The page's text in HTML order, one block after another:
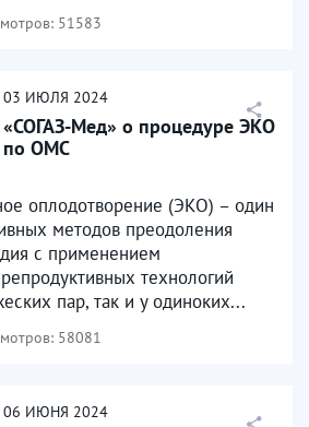
51583
03 ИЮЛЯ 2024
«СОГАЗ-Мед» о процедуре ЭКО
по ОМС
оплодотворение (ЭКО) – один
методов преодоления
с применением
технологий
пар, так и у одиноких...
58081
06 ИЮНЯ 2024